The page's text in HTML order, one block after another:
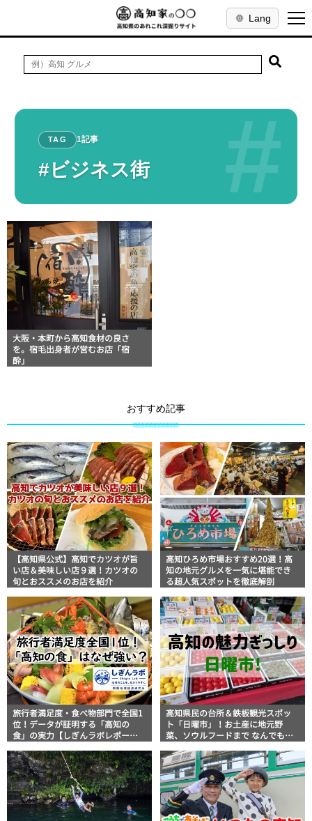
Lang
#
TAG 1記事
#ビジネス街
大阪・本町から高知食材の良さ
を。宿毛出身者が営むお店「宿
酔」
おすすめ記事
【高知県公式】高知でカツオが旨
い店＆美味しい店９選！カツオの
旬とおススメのお店を紹介
高知ひろめ市場おすすめ20選！高
知の地元グルメを一気に堪能でき
る超人気スポットを徹底解剖
旅行者満足度・食べ物部門で全国1
位！データが証明する「高知の
食」の実力【しぎんラボレポー
高知県民の台所＆鉄板観光スポッ
ト「日曜市」！お土産に地元野
菜、ソウルフードまで なんでもそ
説！